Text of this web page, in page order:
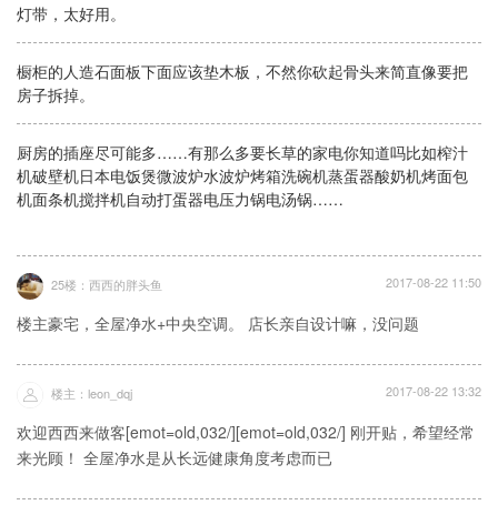
灯带，太好用。
橱柜的人造石面板下面应该垫木板，不然你砍起骨头来简直像要把
房子拆掉。
厨房的插座尽可能多……有那么多要长草的家电你知道吗比如榨汁
机破壁机日本电饭煲微波炉水波炉烤箱洗碗机蒸蛋器酸奶机烤面包
机面条机搅拌机自动打蛋器电压力锅电汤锅……
25楼：西西的胖头鱼 2017-08-22 11:50
楼主豪宅，全屋净水+中央空调。 店长亲自设计嘛，没问题
楼主：leon_dqj 2017-08-22 13:32
欢迎西西来做客[emot=old,032/][emot=old,032/] 刚开贴，希望经常
来光顾！ 全屋净水是从长远健康角度考虑而已